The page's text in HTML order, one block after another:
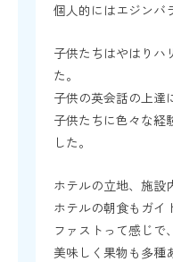
個人的にはエジンバ
子供たちはやはりハ
た。
子供の英会話の上達
子供たちに色々な経
した。
ホテルの立地、施設
ホテルの朝食もガイ
ファストって感じで、
美味しく果物も多種